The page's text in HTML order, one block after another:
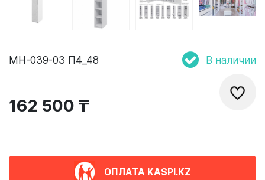
МН-039-03 П4_48 В наличии
162 500 ₸
ОПЛАТА KASPI.KZ